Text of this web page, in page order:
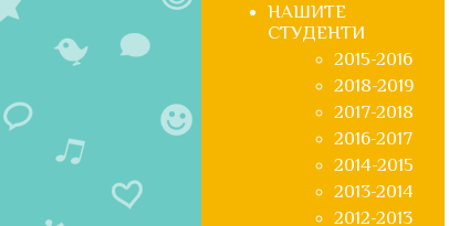
НАШИТЕ
СТУДЕНТИ
2015-2016
2018-2019
2017-2018
2016-2017
2014-2015
2013-2014
2012-2013